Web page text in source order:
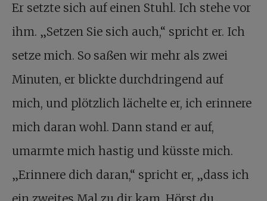
Er setzte sich auf einen Stuhl. Ich stehe vor
ihm. „Setzen Sie sich auch,“ spricht er. Ich
setze mich. So saßen wir mehr als zwei
Minuten, er blickte durchdringend auf
mich, und plötzlich lächelte er, ich erinnere
mich daran wohl. Dann stand er auf,
umarmte mich hastig und küsste mich.
„Erinnere dich daran,“ spricht er, „dass ich